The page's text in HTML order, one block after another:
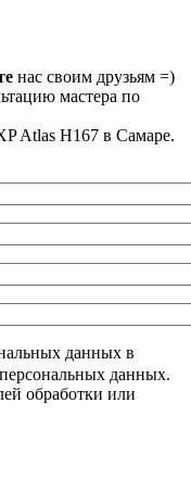
нас своим друзьям =)
мастера по
Atlas H167 в Самаре.
данных в
данных.
обработки или